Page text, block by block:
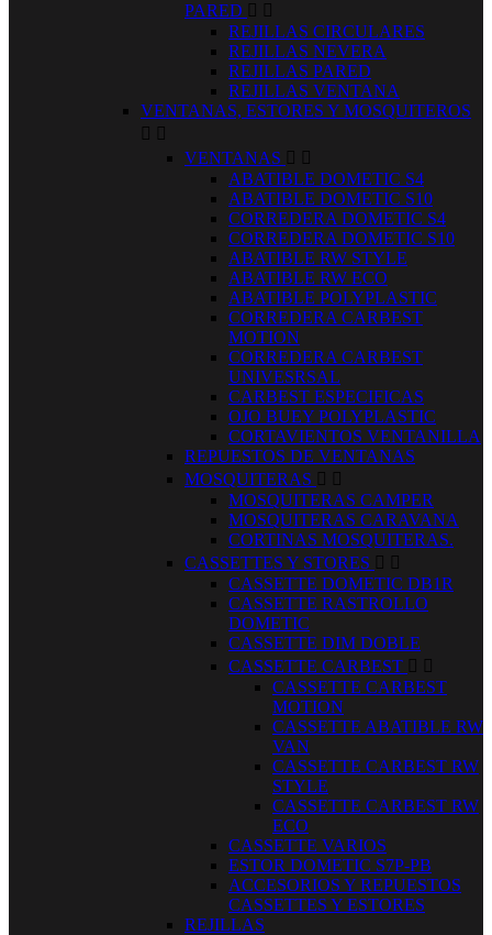
PARED  
REJILLAS CIRCULARES
REJILLAS NEVERA
REJILLAS PARED
REJILLAS VENTANA
VENTANAS, ESTORES Y MOSQUITEROS
 
VENTANAS  
ABATIBLE DOMETIC S4
ABATIBLE DOMETIC S10
CORREDERA DOMETIC S4
CORREDERA DOMETIC S10
ABATIBLE RW STYLE
ABATIBLE RW ECO
ABATIBLE POLYPLASTIC
CORREDERA CARBEST
MOTION
CORREDERA CARBEST
UNIVESRSAL
CARBEST ESPECIFICAS
OJO BUEY POLYPLASTIC
CORTAVIENTOS VENTANILLA
REPUESTOS DE VENTANAS
MOSQUITERAS  
MOSQUITERAS CAMPER
MOSQUITERAS CARAVANA
CORTINAS MOSQUITERAS.
CASSETTES Y STORES  
CASSETTE DOMETIC DB1R
CASSETTE RASTROLLO
DOMETIC
CASSETTE DIM DOBLE
CASSETTE CARBEST  
CASSETTE CARBEST
MOTION
CASSETTE ABATIBLE RW
VAN
CASSETTE CARBEST RW
STYLE
CASSETTE CARBEST RW
ECO
CASSETTE VARIOS
ESTOR DOMETIC S7P-PB
ACCESORIOS Y REPUESTOS
CASSETTES Y ESTORES
REJILLAS